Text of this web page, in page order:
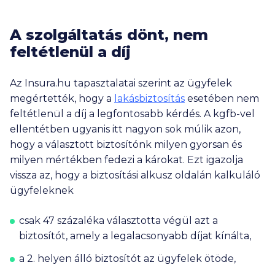
A szolgáltatás dönt, nem
feltétlenül a díj
Az Insura.hu tapasztalatai szerint az ügyfelek
megértették, hogy a lakásbiztosítás esetében nem
feltétlenül a díj a legfontosabb kérdés. A kgfb-vel
ellentétben ugyanis itt nagyon sok múlik azon,
hogy a választott biztosítónk milyen gyorsan és
milyen mértékben fedezi a károkat. Ezt igazolja
vissza az, hogy a biztosítási alkusz oldalán kalkuláló
ügyfeleknek
csak 47 százaléka választotta végül azt a
biztosítót, amely a legalacsonyabb díjat kínálta,
a 2. helyen álló biztosítót az ügyfelek ötöde,